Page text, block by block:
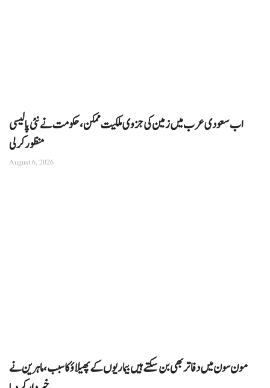
اب سعودی عرب میں زمین کی جزوی ملکیت ممکن، حکومت نے نئی پالیسی
منظور کرلی
August 6, 2026
مون سون میں دفاتر بھی بن سکتے ہیں بیماریوں کے پھیلاؤ کا سبب، ماہرین نے